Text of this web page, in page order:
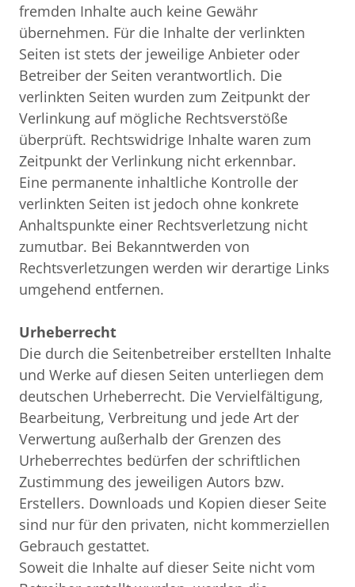
fremden Inhalte auch keine Gewähr
übernehmen. Für die Inhalte der verlinkten
Seiten ist stets der jeweilige Anbieter oder
Betreiber der Seiten verantwortlich. Die
verlinkten Seiten wurden zum Zeitpunkt der
Verlinkung auf mögliche Rechtsverstöße
überprüft. Rechtswidrige Inhalte waren zum
Zeitpunkt der Verlinkung nicht erkennbar.
Eine permanente inhaltliche Kontrolle der
verlinkten Seiten ist jedoch ohne konkrete
Anhaltspunkte einer Rechtsverletzung nicht
zumutbar. Bei Bekanntwerden von
Rechtsverletzungen werden wir derartige Links
umgehend entfernen.
Urheberrecht
Die durch die Seitenbetreiber erstellten Inhalte
und Werke auf diesen Seiten unterliegen dem
deutschen Urheberrecht. Die Vervielfältigung,
Bearbeitung, Verbreitung und jede Art der
Verwertung außerhalb der Grenzen des
Urheberrechtes bedürfen der schriftlichen
Zustimmung des jeweiligen Autors bzw.
Erstellers. Downloads und Kopien dieser Seite
sind nur für den privaten, nicht kommerziellen
Gebrauch gestattet.
Soweit die Inhalte auf dieser Seite nicht vom